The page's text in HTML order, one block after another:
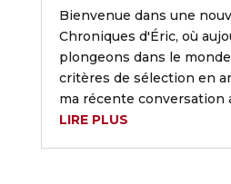
Bienvenue dans une
Chroniques d'Éric, où
plongeons dans le
critères de sélection en
ma récente conversation
LIRE PLUS